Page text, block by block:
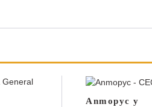
Anmopyc y